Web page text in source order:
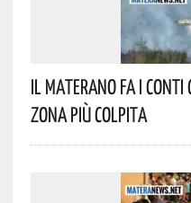
Il Materano Fa I Conti
Zona Più Colpita